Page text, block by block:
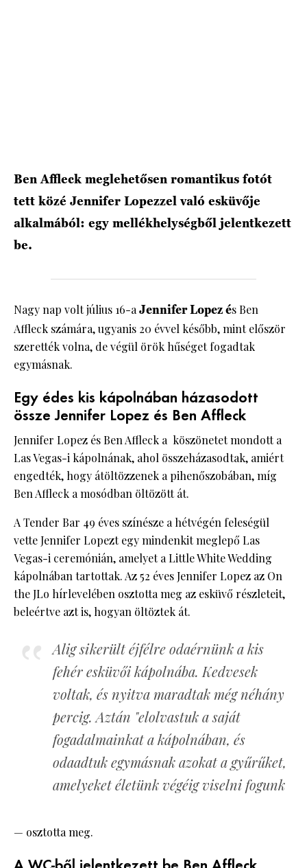
Ben Affleck meglehetősen romantikus fotót
tett közé Jennifer Lopezzel való esküvője
alkalmából: egy mellékhelységből jelentkezett
be.
Nagy nap volt július 16-aJennifer Lopez és Ben
Affleck számára, ugyanis 20 évvel később, mint először
szerették volna, de végül örök hűséget fogadtak
egymásnak.
Egy édes kis kápolnában házasodott
össze Jennifer Lopez és Ben Affleck
Jennifer Lopez és Ben Affleck a köszönetet mondott a
Las Vegas-i kápolnának, ahol összeházasodtak, amiért
engedték, hogy átöltözzenek a pihenőszobában, míg
Ben Affleck a mosódban öltözött át.
A Tender Bar 49 éves színésze a hétvégén feleségül
vette Jennifer Lopezt egy mindenkit meglepő Las
Vegas-i ceremónián, amelyet a Little White Wedding
kápolnában tartottak. Az 52 éves Jennifer Lopez az On
the JLo hírlevelében osztotta meg az esküvő részleteit,
beleértve azt is, hogyan öltöztek át.
Alig sikerült éjfélre odaérnünk a kis
fehér esküvői kápolnába. Kedvesek
voltak, és nyitva maradtak még néhány
percig. Aztán "elolvastuk a saját
fogadalmainkat a kápolnában, és
odaadtuk egymásnak azokat a gyűrűket,
amelyeket életünk végéig viselni fogunk
— osztotta meg.